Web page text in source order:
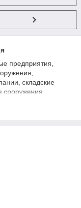
предприятия,
складские